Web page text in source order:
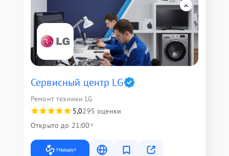
Сервисный центр LG
Ремонт техники LG
5,0295 оценки
Открыто до 21:00
Маршрут